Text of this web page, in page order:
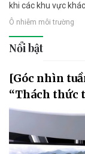
khi các khu vực
Ô nhiễm môi trường
Nổi bật
[Góc nhìn
“Thách thức